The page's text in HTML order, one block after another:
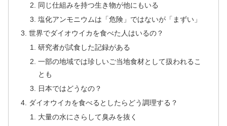
同じ仕組みを持つ生き物が他にもいる
塩化アンモニウムは「危険」ではないが「まずい」
世界でダイオウイカを食べた人はいるの？
研究者が試食した記録がある
一部の地域では珍しいご当地食材として扱われるこ
とも
日本ではどうなの？
ダイオウイカを食べるとしたらどう調理する？
大量の水にさらして臭みを抜く